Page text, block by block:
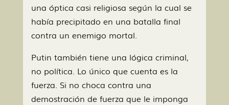
una óptica casi religiosa según la cual se
había precipitado en una batalla final
contra un enemigo mortal.
Putin también tiene una lógica criminal,
no política. Lo único que cuenta es la
fuerza. Si no choca contra una
demostración de fuerza que le imponga